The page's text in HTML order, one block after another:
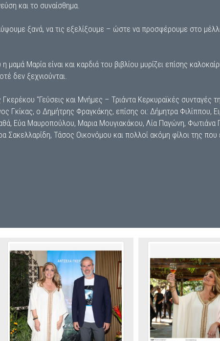
και το συναίσθημα.
ξανά, να τις εξελίξουμε – ώστε να προσφέρουμε στο
μαμά Μαρία είναι και καρδιά του βιβλίου μυρίζει επίσης
δεν ξεχνιούνται.
"Γεύσεις και Μνήμες – Τριάντα Κερκυραϊκές συνταγές
Γκίκας, ο Δημήτρης Φραγκάκης, επίσης οι: Δήμητρα Φιλίππου,
Εύα Μαυροπούλου, Μαρια Μουγιακάκου, Λία Παγώνη, Φωτιάνα
Σακελλαρίδη, Τάσος Οικονόμου και πολλοί ακόμη φίλοι της